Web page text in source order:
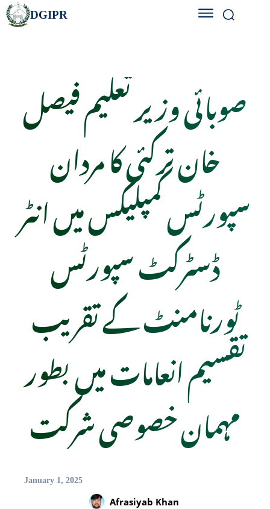
DGIPR
صوبائی وزیر تعلیم فیصل
خان ترکئی کا مردان
سپورٹس کمپلیکس میں انٹر
ڈسٹرکٹ سپورٹس
ٹورنامنٹ کے تقریب
تقسیم انعامات میں بطور
مہمان خصوصی شرکت
January 1, 2025
Afrasiyab Khan